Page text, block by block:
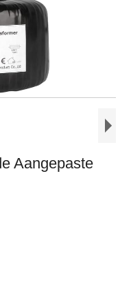
Aangepaste